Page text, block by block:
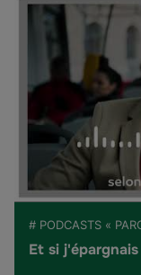
# PODCASTS «
Et si